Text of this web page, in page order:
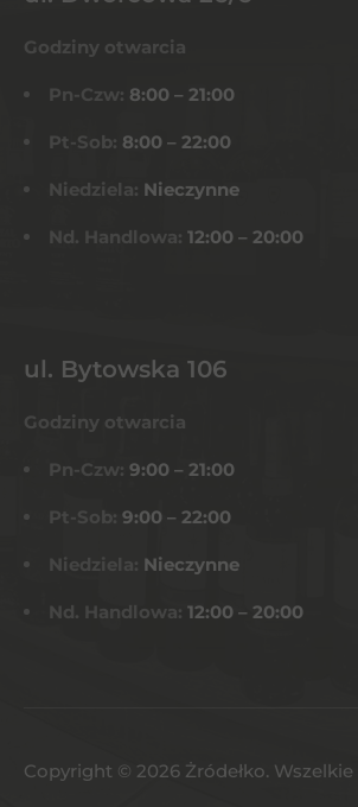
Godziny otwarcia
Pn-Czw: 8:00 – 21:00
Pt-Sob: 8:00 – 22:00
Niedziela: Nieczynne
Nd. Handlowa: 12:00 – 20:00
ul. Bytowska 106
Godziny otwarcia
Pn-Czw: 9:00 – 21:00
Pt-Sob: 9:00 – 22:00
Niedziela: Nieczynne
Nd. Handlowa: 12:00 – 20:00
Copyright © 2026 Żródełko.